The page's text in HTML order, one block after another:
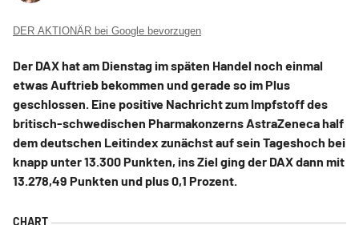
DER AKTIONÄR bei Google bevorzugen
Der DAX hat am Dienstag im späten Handel noch einmal
etwas Auftrieb bekommen und gerade so im Plus
geschlossen. Eine positive Nachricht zum Impfstoff des
britisch-schwedischen Pharmakonzerns AstraZeneca half
dem deutschen Leitindex zunächst auf sein Tageshoch bei
knapp unter 13.300 Punkten, ins Ziel ging der DAX dann mit
13.278,49 Punkten und plus 0,1 Prozent.